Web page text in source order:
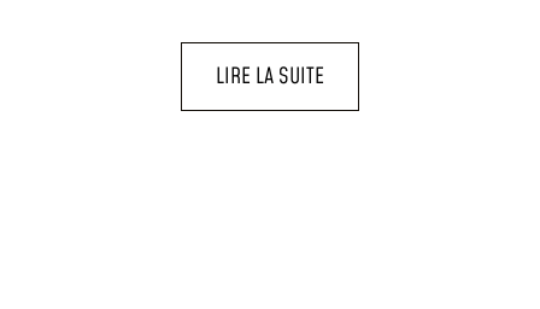
LIRE LA SUITE